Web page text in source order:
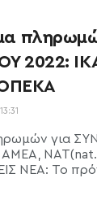
2022:
για
ΑΜΕΑ,
ΝΕΑ: Το